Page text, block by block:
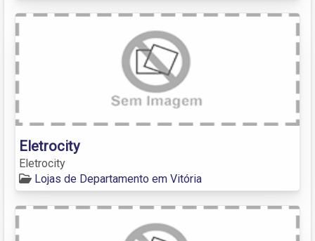
Eletrocity
Eletrocity
Lojas de Departamento em Vitória